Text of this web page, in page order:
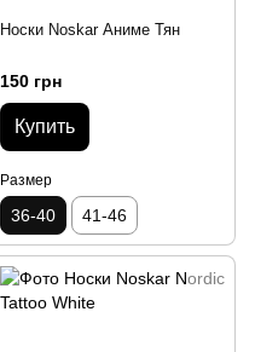
Носки Noskar Аниме Тян
150 грн
Купить
Размер
36-40 41-46